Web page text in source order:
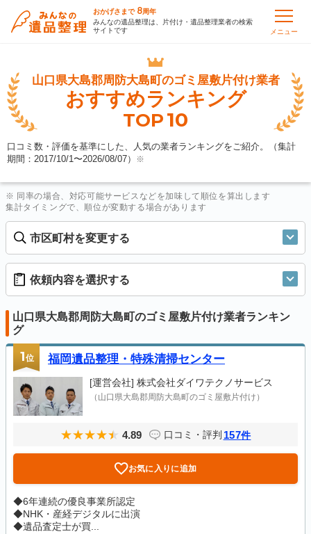
おかげさまで 8周年
みんなの遺品整理は、片付け・遺品整理業者の検索
サイトです
メニュー
山口県大島郡周防大島町のゴミ屋敷片付け業者
おすすめランキング
TOP10
口コミ数・評価を基準にした、人気の業者ランキングをご紹介。（集計
期間：2017/10/1〜2026/08/07） ※
※ 同率の場合、対応可能サービスなどを加味して順位を算出します
集計タイミングで、順位が変動する場合があります
市区町村を変更する
依頼内容を選択する
山口県大島郡周防大島町のゴミ屋敷片付け業者ランキン
グ
1位 福岡遺品整理・特殊清掃センター
[運営会社] 株式会社ダイワテクノサービス
（山口県大島郡周防大島町のゴミ屋敷片付け）
4.89 口コミ・評判 157件
お気に入りに追加
◆6年連続の優良事業所認定
◆NHK・産経デジタルに出演
◆遺品査定士が買...